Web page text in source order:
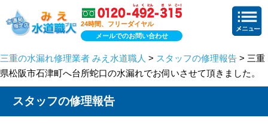
24時間、フリーダイヤル
メールでのお問い合わせ
三重の水漏れ修理業者 みえ水道職人 > スタッフの修理報告 > 三重
県松阪市石津町へ台所蛇口の水漏れでお伺いさせて頂きました。
スタッフの修理報告